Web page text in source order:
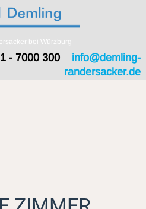
bei Würzburg
- 7000 300 info@demling-
randersacker.de